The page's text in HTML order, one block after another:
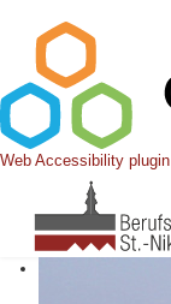
Web Accessibility plugin